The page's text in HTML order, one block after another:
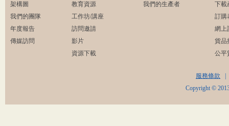
架構圖
我們的團隊
年度報告
傳媒訪問
教育資源
工作坊/講座
訪問邀請
影片
資源下載
我們的生產者
下載
訂購
網上
貨品
公平
服務條款
Copyright ©